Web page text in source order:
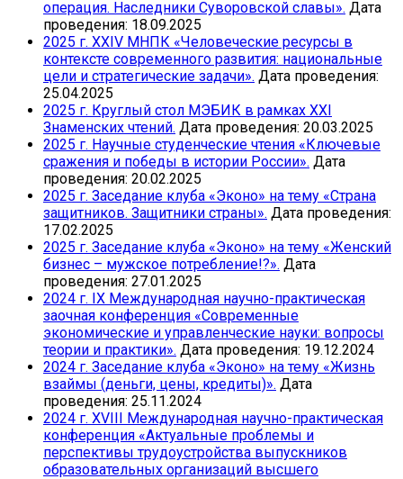
операция. Наследники Суворовской славы». Дата
проведения: 18.09.2025
2025 г. XXIV МНПК «Человеческие ресурсы в
контексте современного развития: национальные
цели и стратегические задачи». Дата проведения:
25.04.2025
2025 г. Круглый стол МЭБИК в рамках ХХI
Знаменских чтений. Дата проведения: 20.03.2025
2025 г. Научные студенческие чтения «Ключевые
сражения и победы в истории России». Дата
проведения: 20.02.2025
2025 г. Заседание клуба «Эконо» на тему «Страна
защитников. Защитники страны». Дата проведения:
17.02.2025
2025 г. Заседание клуба «Эконо» на тему «Женский
бизнес – мужское потребление!?». Дата
проведения: 27.01.2025
2024 г. IХ Международная научно-практическая
заочная конференция «Современные
экономические и управленческие науки: вопросы
теории и практики». Дата проведения: 19.12.2024
2024 г. Заседание клуба «Эконо» на тему «Жизнь
взаймы (деньги, цены, кредиты)». Дата
проведения: 25.11.2024
2024 г. ХVIII Международная научно-практическая
конференция «Актуальные проблемы и
перспективы трудоустройства выпускников
образовательных организаций высшего